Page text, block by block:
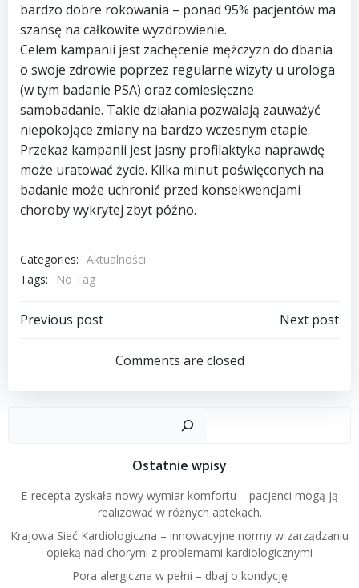
bardzo dobre rokowania – ponad 95% pacjentów ma
szansę na całkowite wyzdrowienie.
Celem kampanii jest zachęcenie mężczyzn do dbania
o swoje zdrowie poprzez regularne wizyty u urologa
(w tym badanie PSA) oraz comiesięczne
samobadanie. Takie działania pozwalają zauważyć
niepokojące zmiany na bardzo wczesnym etapie.
Przekaz kampanii jest jasny profilaktyka naprawdę
może uratować życie. Kilka minut poświęconych na
badanie może uchronić przed konsekwencjami
choroby wykrytej zbyt późno.
Categories: Aktualności
Tags:
No Tag
Post
navigation
Previous post
navigation
Next post
Comments are closed
Ostatnie wpisy
E-recepta zyskała nowy wymiar komfortu – pacjenci mogą ją
realizować w różnych aptekach.
Krajowa Sieć Kardiologiczna – innowacyjne normy w zarządzaniu
opieką nad chorymi z problemami kardiologicznymi
Pora alergiczna w pełni – dbaj o kondycję